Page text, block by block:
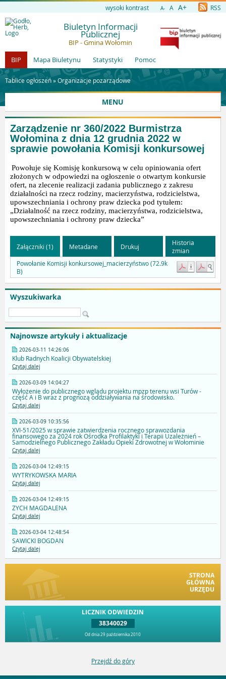
wysoki kontrast A- A A+ RSS
Biuletyn Informacji
Publicznej
BIP - Gmina Wołomin
BIP
Mapa Biuletynu Statystyki Pomoc
Tablice ogłoszeń »Organizacje pozarządowe
MENU
Wyszukiwarka
Najnowsze artykuły i aktualizacje
2026-03-11 14:26:06
Klub Radnych Koalicji Obywatelskiej
Czytaj dalej
2026-03-09 14:04:27
Wyłożenie do publicznego wglądu projektu mpzp terenu wsi Turów -
część A i B wraz z prognozą oddziaływania na środowisko.
Czytaj dalej
2026-03-09 10:35:56
XVI-51/2025 w sprawie zatwierdzenia rocznego sprawozdania
finansowego za 2024 rok Ośrodka Profilaktyki i Terapii Uzależnień –
Samodzielnego Publicznego Zakładu Opieki Zdrowotnej w Wołominie
Czytaj dalej
2026-03-04 12:49:15
WYTRYKOWSKA MARIA
Czytaj dalej
2026-03-04 12:49:15
ZYCH MAGDALENA
Czytaj dalej
2026-03-04 12:48:54
SAWICKI BOGDAN
Czytaj dalej
STRONA
GŁÓWNA
URZĘDU
LICZNIK ODWIEDZIN
38340029
Od dnia 29 października 2010
Zarządzenie nr 360/2022 Burmistrza
Wołomina z dnia 12 grudnia 2022 w
sprawie powołania Komisji konkursowej
Powołuje się Komisję konkursową w celu opiniowania ofert
złożonych w odpowiedzi na ogłoszenie o otwartym konkursie
ofert, na zlecenie realizacji zadania publicznego z zakresu
działalności na rzecz rodziny, macierzyństwa, rodzicielstwa,
upowszechniania i ochrony praw dziecka pod tytułem:
„Działalność na rzecz rodziny, macierzyństwa, rodzicielstwa,
upowszechniania i ochrony praw dziecka”
Załączniki (1) Metadane Drukuj
Historia
zmian
Powołanie Komisji konkursowej_macierzyństwo (72.9k
B)
Przejdź do góry